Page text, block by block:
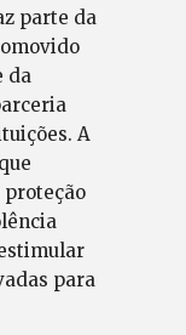
parte da
da
A
para